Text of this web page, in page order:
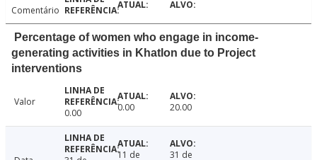
Comentário
Percentage of women who engage in income-
generating activities in Khatlon due to Project
interventions
Valor
0.00
0.00 20.00
11 de
31 de